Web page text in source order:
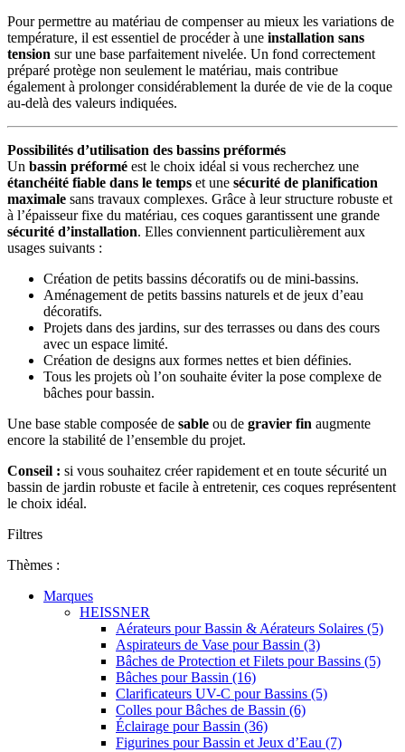
Pour permettre au matériau de compenser au mieux les variations de
température, il est essentiel de procéder à une installation sans
tension sur une base parfaitement nivelée. Un fond correctement
préparé protège non seulement le matériau, mais contribue
également à prolonger considérablement la durée de vie de la coque
au-delà des valeurs indiquées.
Possibilités d’utilisation des bassins préformés
Un bassin préformé est le choix idéal si vous recherchez une
étanchéité fiable dans le temps et une sécurité de planification
maximale sans travaux complexes. Grâce à leur structure robuste et
à l’épaisseur fixe du matériau, ces coques garantissent une grande
sécurité d’installation. Elles conviennent particulièrement aux
usages suivants :
Création de petits bassins décoratifs ou de mini-bassins.
Aménagement de petits bassins naturels et de jeux d’eau
décoratifs.
Projets dans des jardins, sur des terrasses ou dans des cours
avec un espace limité.
Création de designs aux formes nettes et bien définies.
Tous les projets où l’on souhaite éviter la pose complexe de
bâches pour bassin.
Une base stable composée de sable ou de gravier fin augmente
encore la stabilité de l’ensemble du projet.
Conseil : si vous souhaitez créer rapidement et en toute sécurité un
bassin de jardin robuste et facile à entretenir, ces coques représentent
le choix idéal.
Filtres
Thèmes :
Marques
HEISSNER
Aérateurs pour Bassin & Aérateurs Solaires (5)
Aspirateurs de Vase pour Bassin (3)
Bâches de Protection et Filets pour Bassins (5)
Bâches pour Bassin (16)
Clarificateurs UV-C pour Bassins (5)
Colles pour Bâches de Bassin (6)
Éclairage pour Bassin (36)
Figurines pour Bassin et Jeux d’Eau (7)